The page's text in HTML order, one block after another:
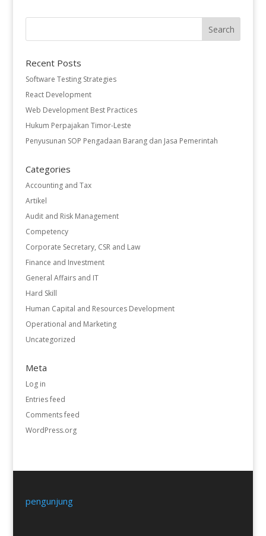
Recent Posts
Software Testing Strategies
React Development
Web Development Best Practices
Hukum Perpajakan Timor-Leste
Penyusunan SOP Pengadaan Barang dan Jasa Pemerintah
Categories
Accounting and Tax
Artikel
Audit and Risk Management
Competency
Corporate Secretary, CSR and Law
Finance and Investment
General Affairs and IT
Hard Skill
Human Capital and Resources Development
Operational and Marketing
Uncategorized
Meta
Log in
Entries feed
Comments feed
WordPress.org
pengunjung